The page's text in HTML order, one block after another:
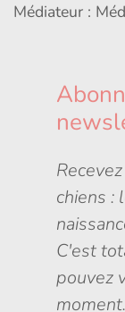
Médiateur :
chiens :
C'est
pouvez
moment.